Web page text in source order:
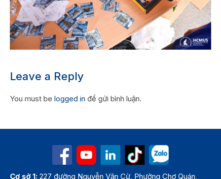
Leave a Reply
You must be logged in để gửi bình luận.
Cơ sở 1: 227 đường Nguyễn Văn Cừ, Phường Chợ Quán,